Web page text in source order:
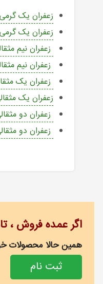
زعفران یک
زعفران یک
زعفران نیم
زعفران نیم
زعفران یک
زعفران یک
زعفران دو
زعفران دو
اگر عمده فروش ،
همین حالا محصولات
ثبت نام